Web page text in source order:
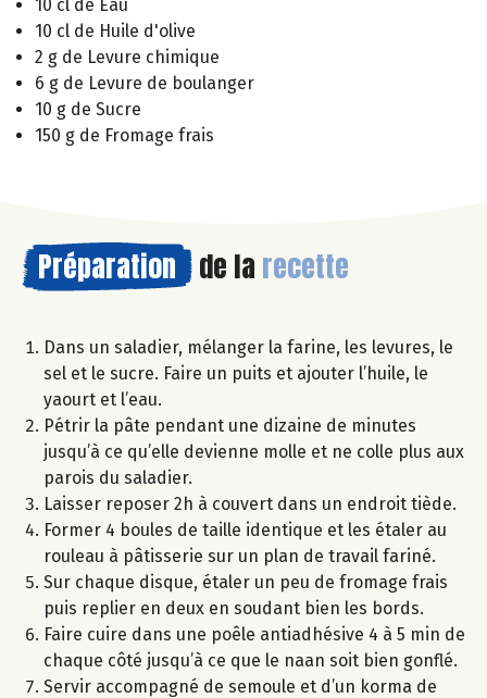
10 cl de Eau
10 cl de Huile d'olive
2 g de Levure chimique
6 g de Levure de boulanger
10 g de Sucre
150 g de Fromage frais
Préparation de la recette
Dans un saladier, mélanger la farine, les levures, le
sel et le sucre. Faire un puits et ajouter l’huile, le
yaourt et l’eau.
Pétrir la pâte pendant une dizaine de minutes
jusqu’à ce qu’elle devienne molle et ne colle plus aux
parois du saladier.
Laisser reposer 2h à couvert dans un endroit tiède.
Former 4 boules de taille identique et les étaler au
rouleau à pâtisserie sur un plan de travail fariné.
Sur chaque disque, étaler un peu de fromage frais
puis replier en deux en soudant bien les bords.
Faire cuire dans une poêle antiadhésive 4 à 5 min de
chaque côté jusqu’à ce que le naan soit bien gonflé.
Servir accompagné de semoule et d’un korma de